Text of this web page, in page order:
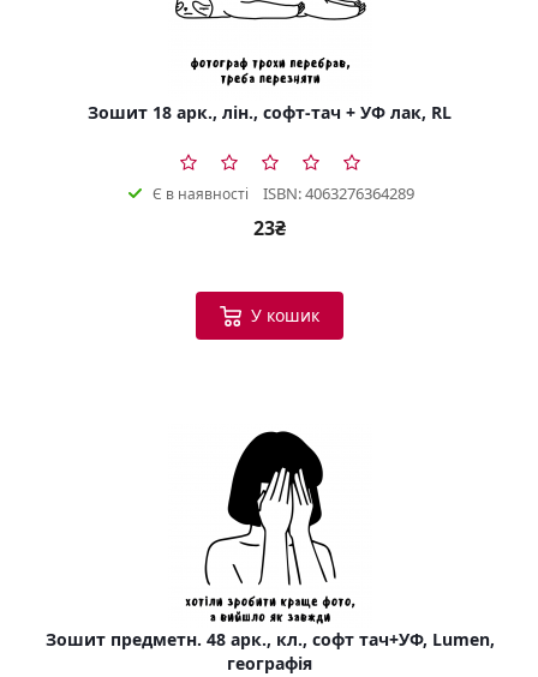
Зошит 18 арк., лін., софт-тач + УФ лак, RL
Є в наявності ISBN: 4063276364289
23₴
У кошик
Зошит предметн. 48 арк., кл., софт тач+УФ, Lumen,
географія